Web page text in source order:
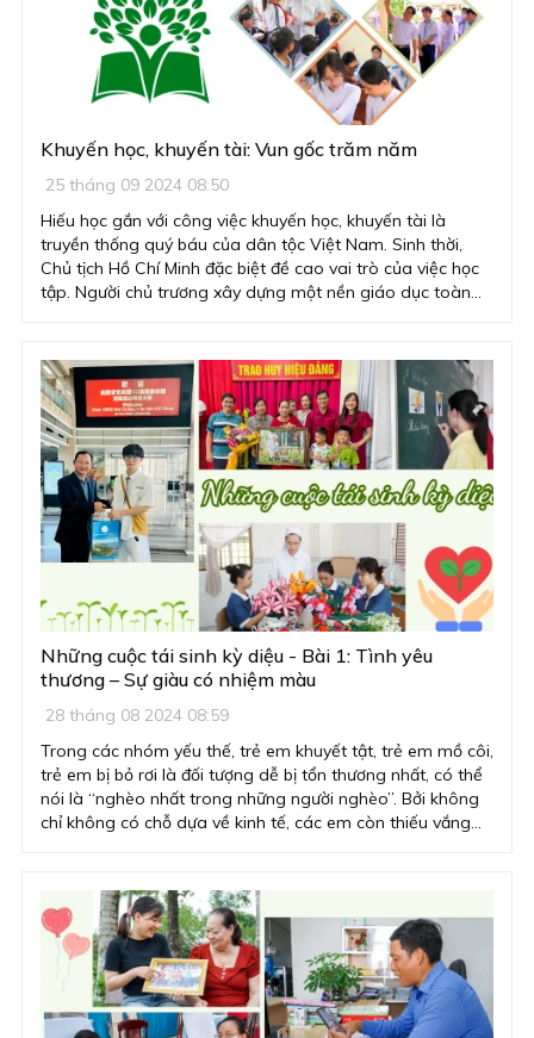
Khuyến học, khuyến tài: Vun gốc trăm năm
25 tháng 09 2024 08:50
Hiếu học gắn với công việc khuyến học, khuyến tài là
truyền thống quý báu của dân tộc Việt Nam. Sinh thời,
Chủ tịch Hồ Chí Minh đặc biệt đề cao vai trò của việc học
tập. Người chủ trương xây dựng một nền giáo dục toàn
tộc yếu”; và “Muốn xây dựng thành công xã hội chủ nghĩa
thì phải có nguồn lực dồi dào”, chú trọng xây dựng thành
con người mới xã hội chủ nghĩa để phục vụ cho quá trình
bảo vệ, xây dựng và phát triển đất nước. Bác Hồ căn dặn
“Vì lợi ích mười năm thì phải trồng cây, vì lợi ích trăm năm
thì phải trồng người”. Theo Người, muốn trở thành người
có đức, có tài để phục vụ và cống hiến nhiều nhất cho Tổ
quốc, cho Nhân dân thì “suốt đời phải học tập”. Bản thân
Người là một tấm gương sáng ngời về tự học.
Những cuộc tái sinh kỳ diệu - Bài 1: Tình yêu
thương – Sự giàu có nhiệm màu
28 tháng 08 2024 08:59
Trong các nhóm yếu thế, trẻ em khuyết tật, trẻ em mồ côi,
trẻ em bị bỏ rơi là đối tượng dễ bị tổn thương nhất, có thể
nói là “nghèo nhất trong những người nghèo”. Bởi không
chỉ không có chỗ dựa về kinh tế, các em còn thiếu vắng